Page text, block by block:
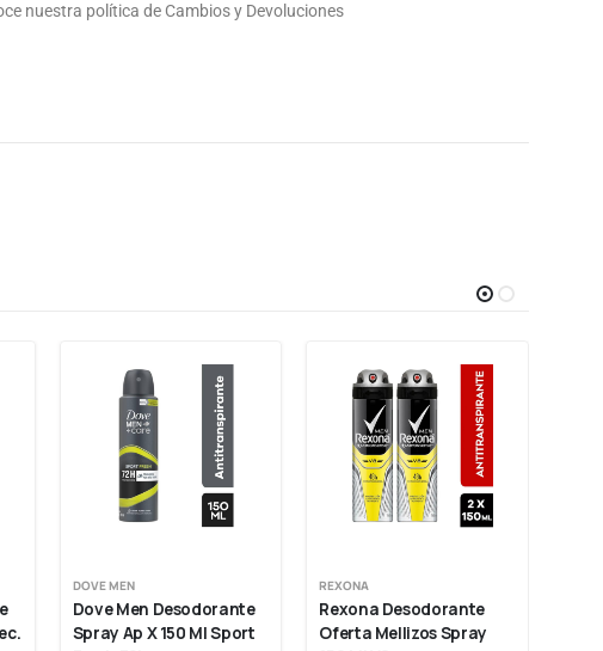
nuestra política de Cambios y Devoluciones
DOVE MEN
Dove Men Desodorante
Spray Ap X 150 Ml Sport
REXONA
Rexona Desodorante
Oferta Mellizos Spray